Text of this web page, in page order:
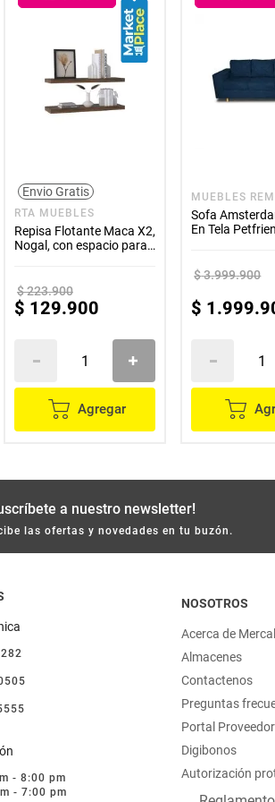
Envio Gratis
RTA MUEBLES
Repisa Flotante Maca X2,
Nogal, con espacio para
$223.900
$ 129.900
Agregar
MUEBLES REM
Sofa
En Tela
$3.999.900
$ 1.999.
a nuestro newsletter!
las ofertas y novedades en tu buzón.
- 8:00 pm
- 7:00 pm
NOSOTROS
Acerca de
Almacenes
Contactenos
Preguntas
Portal
Digibonos
Autorización